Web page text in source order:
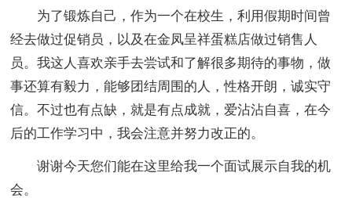
为了锻炼自己，作为一个在校生，利用假期时间曾
经去做过促销员，以及在金凤呈祥蛋糕店做过销售人
员。我这人喜欢亲手去尝试和了解很多期待的事物，做
事还算有毅力，能够团结周围的人，性格开朗，诚实守
信。不过也有点缺，就是有点成就，爱沾沾自喜，在今
后的工作学习中，我会注意并努力改正的。
谢谢今天您们能在这里给我一个面试展示自我的机
会。